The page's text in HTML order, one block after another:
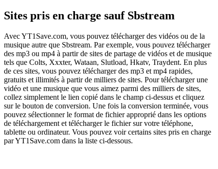
Sites pris en charge sauf Sbstream
Avec YT1Save.com, vous pouvez télécharger des vidéos ou de la
musique autre que Sbstream. Par exemple, vous pouvez télécharger
des mp3 ou mp4 à partir de sites de partage de vidéos et de musique
tels que Colts, Xxxter, Wataan, Slutload, Hkatv, Traydent. En plus
de ces sites, vous pouvez télécharger des mp3 et mp4 rapides,
gratuits et illimités à partir de milliers de sites. Pour télécharger une
vidéo et une musique que vous aimez parmi des milliers de sites,
collez simplement le lien copié dans le champ ci-dessus et cliquez
sur le bouton de conversion. Une fois la conversion terminée, vous
pouvez sélectionner le format de fichier approprié dans les options
de téléchargement et télécharger le fichier sur votre téléphone,
tablette ou ordinateur. Vous pouvez voir certains sites pris en charge
par YT1Save.com dans la liste ci-dessous.